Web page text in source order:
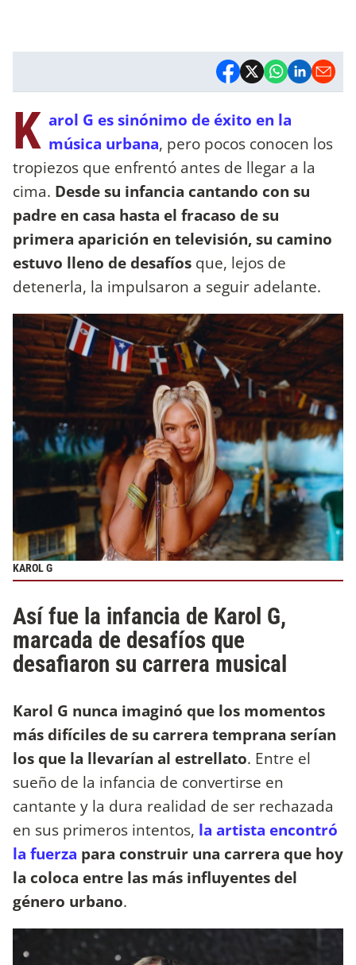
K arol G es sinónimo de éxito en la
música urbana, pero pocos conocen los
tropiezos que enfrentó antes de llegar a la
cima. Desde su infancia cantando con su
padre en casa hasta el fracaso de su
primera aparición en televisión, su camino
estuvo lleno de desafíos que, lejos de
detenerla, la impulsaron a seguir adelante.
KAROL G
Así fue la infancia de Karol G,
marcada de desafíos que
desafiaron su carrera musical
Karol G nunca imaginó que los momentos
más difíciles de su carrera temprana serían
los que la llevarían al estrellato. Entre el
sueño de la infancia de convertirse en
cantante y la dura realidad de ser rechazada
en sus primeros intentos, la artista encontró
la fuerza para construir una carrera que hoy
la coloca entre las más influyentes del
género urbano.